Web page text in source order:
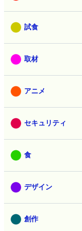
試食
取材
アニメ
セキュリティ
食
デザイン
創作